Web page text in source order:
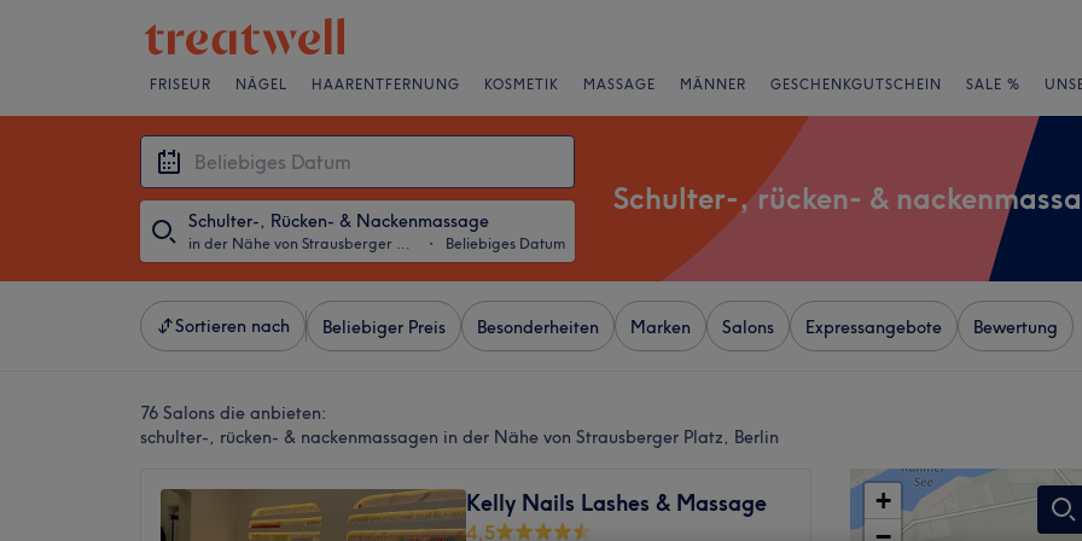
FRISEUR NÄGEL HAARENTFERNUNG KOSMETIK MASSAGE MÄNNER GESCHENKGUTSCHEIN SALE %
Schulter-, Rücken- & Nackenmassage
in der Nähe von Strausberger Platz, Berlin ・ Beliebiges Datum
Schulter-, rücken- &
Sortieren nach Beliebiger Preis Besonderheiten Marken Salons Expressangebote Bewertung
76 Salons die anbieten:
schulter-, rücken- & nackenmassagen in der Nähe von Strausberger Platz, Berlin
Kelly Nails Lashes & Massage
4,5
+